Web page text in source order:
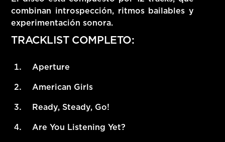
combinan introspección, ritmos bailables y
experimentación sonora.
TRACKLIST COMPLETO:
Aperture
American Girls
Ready, Steady, Go!
Are You Listening Yet?